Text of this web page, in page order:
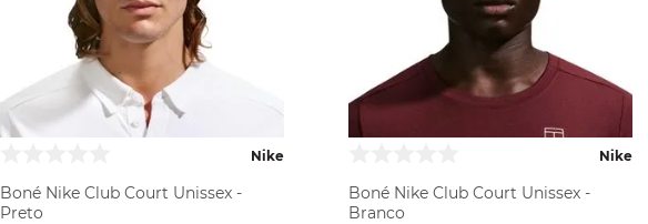
Nike
Boné Nike Club Court Unissex -
Preto
Nike
Boné Nike Club Court Unissex -
Branco